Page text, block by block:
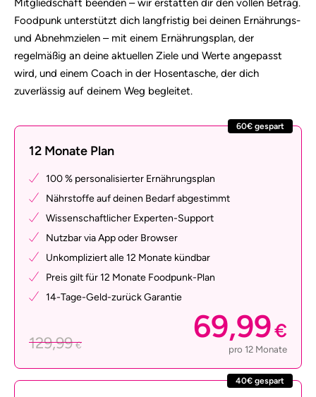
Mitgliedschaft beenden – wir erstatten dir den vollen Betrag.
Foodpunk unterstützt dich langfristig bei deinen Ernährungs-
und Abnehmzielen – mit einem Ernährungsplan, der
regelmäßig an deine aktuellen Ziele und Werte angepasst
wird, und einem Coach in der Hosentasche, der dich
zuverlässig auf deinem Weg begleitet.
12 Monate Plan
100 % personalisierter Ernährungsplan
Nährstoffe auf deinen Bedarf abgestimmt
Wissenschaftlicher Experten-Support
Nutzbar via App oder Browser
Unkompliziert alle 12 Monate kündbar
Preis gilt für 12 Monate Foodpunk-Plan
14-Tage-Geld-zurück Garantie
129,99 € 69,99€
pro 12 Monate
60€ gespart
40€ gespart